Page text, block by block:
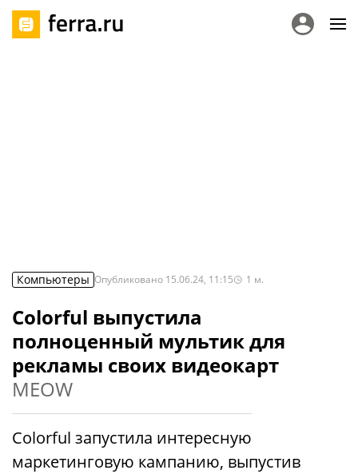
Компьютеры Опубликовано 15.06.24, 11:15 1 м.
Colorful выпустила
полноценный мультик для
рекламы своих видеокарт
MEOW
Colorful запустила интересную
маркетинговую кампанию, выпустив